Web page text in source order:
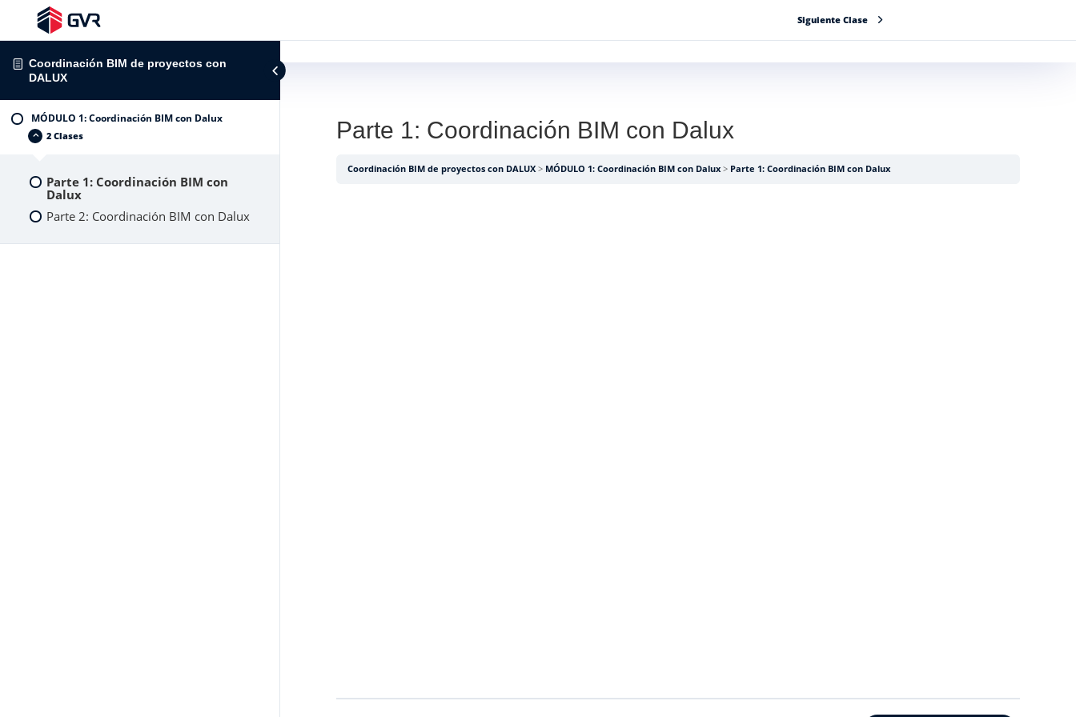
BLOG
Coordinación BIM de proyectos con
DALUX
MÓDULO 1: Coordinación BIM con Dalux
2 Clases
Parte 1: Coordinación BIM con
Dalux
Parte 2: Coordinación BIM con Dalux
Siguiente Clase
Parte 1: Coordinación BIM con Dalux
Coordinación BIM de proyectos con DALUX MÓDULO 1: Coordinación BIM con Dalux Parte 1: Coordinación BIM con Dalux